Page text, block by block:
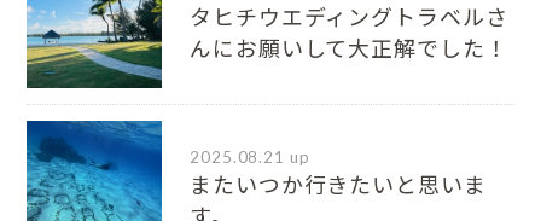
タヒチウエディングトラベルさ
んにお願いして大正解でした！
2025.08.21 up
またいつか行きたいと思いま